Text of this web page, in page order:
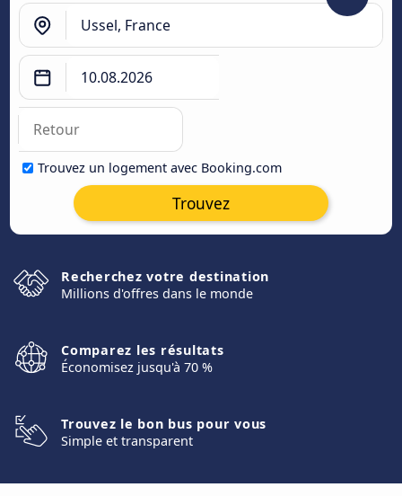
Trouvez un logement avec Booking.com
Trouvez
Recherchez votre destination
Millions d'offres dans le monde
Comparez les résultats
Économisez jusqu'à 70 %
Trouvez le bon bus pour vous
Simple et transparent